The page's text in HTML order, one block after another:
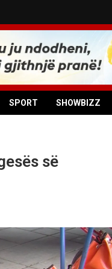
SPORT SHOWBIZZ
së